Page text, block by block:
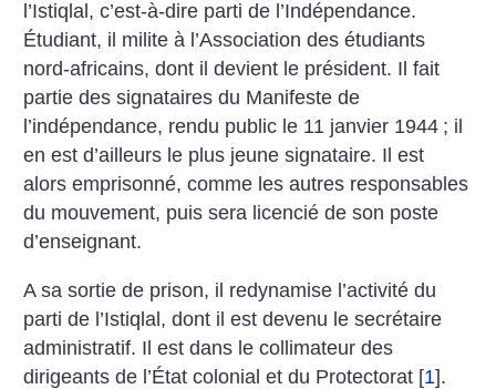
l’Istiqlal, c’est-à-dire parti de l’Indépendance.
Étudiant, il milite à l’Association des étudiants
nord-africains, dont il devient le président. Il fait
partie des signataires du Manifeste de
l’indépendance, rendu public le 11 janvier 1944 ; il
en est d’ailleurs le plus jeune signataire. Il est
alors emprisonné, comme les autres responsables
du mouvement, puis sera licencié de son poste
d’enseignant.
A sa sortie de prison, il redynamise l’activité du
parti de l’Istiqlal, dont il est devenu le secrétaire
administratif. Il est dans le collimateur des
dirigeants de l’État colonial et du Protectorat [1].